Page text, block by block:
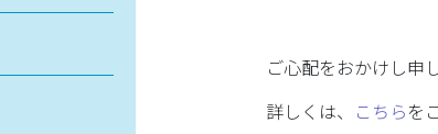
ご心配をおかけし申
詳しくは、
こちらを